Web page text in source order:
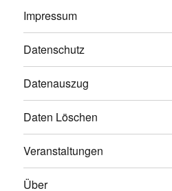
Impressum
Datenschutz
Datenauszug
Daten Löschen
Veranstaltungen
Über